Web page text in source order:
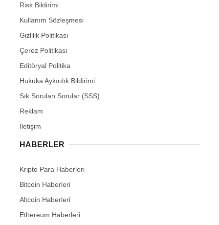
Risk Bildirimi
Kullanım Sözleşmesi
Gizlilik Politikası
Çerez Politikası
Editöryal Politika
Hukuka Aykırılık Bildirimi
Sık Sorulan Sorular (SSS)
Reklam
İletişim
HABERLER
Kripto Para Haberleri
Bitcoin Haberleri
Altcoin Haberleri
Ethereum Haberleri